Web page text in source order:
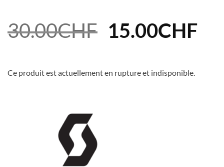
30.00CHF Le
initial
15.00CHFLe
Ce produit est actuellement en rupture et indisponible.